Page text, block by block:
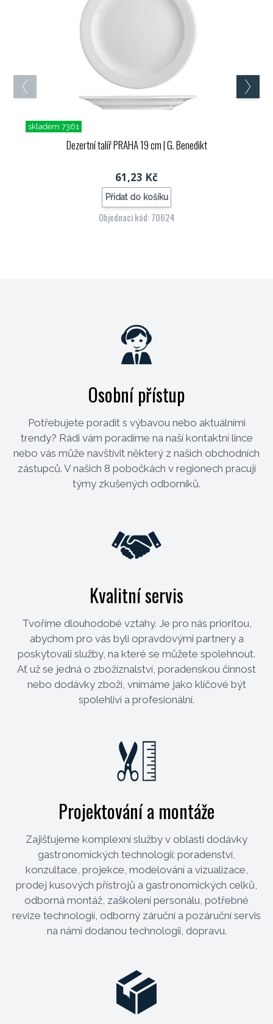
skladem 7361
Dezertní talíř PRAHA 19 cm| G. Benedikt
61,23 Kč
Přidat do košíku
Objednací kód: 70624
Osobní přístup
Potřebujete poradit s výbavou nebo aktuálními
trendy? Rádi vám poradíme na naší kontaktní lince
nebo vás může navštívit některý z našich obchodních
zástupců. V našich 8 pobočkách v regionech pracují
týmy zkušených odborníků.
Kvalitní servis
Tvoříme dlouhodobé vztahy. Je pro nás prioritou,
abychom pro vás byli opravdovými partnery a
poskytovali služby, na které se můžete spolehnout.
Ať už se jedná o zbožíznalství, poradenskou činnost
nebo dodávky zboží, vnímáme jako klíčové být
spolehliví a profesionální.
Projektování a montáže
Zajišťujeme komplexní služby v oblasti dodávky
gastronomických technologií: poradenství,
konzultace, projekce, modelování a vizualizace,
prodej kusových přístrojů a gastronomických celků,
odborná montáž, zaškolení personálu, potřebné
revize technologií, odborný záruční a pozáruční servis
na námi dodanou technologii, dopravu.